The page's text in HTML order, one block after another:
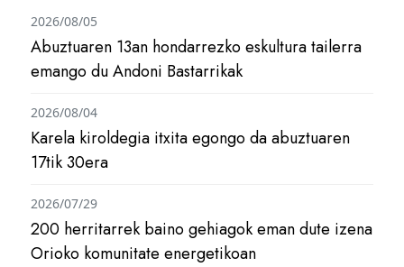
Abuztuaren 13an hondarrezko eskultura tailerra
emango du Andoni Bastarrikak
2026/08/05
Karela kiroldegia itxita egongo da abuztuaren
17tik 30era
2026/08/04
200 herritarrek baino gehiagok eman dute izena
Orioko komunitate energetikoan
2026/07/29